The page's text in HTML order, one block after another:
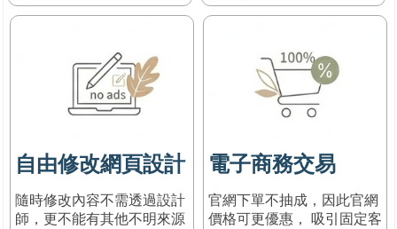
自由修改網頁設計
隨時修改內容不需透過設計
師，更不能有其他不明來源
電子商務交易
官網下單不抽成，因此官網
價格可更優惠， 吸引固定客